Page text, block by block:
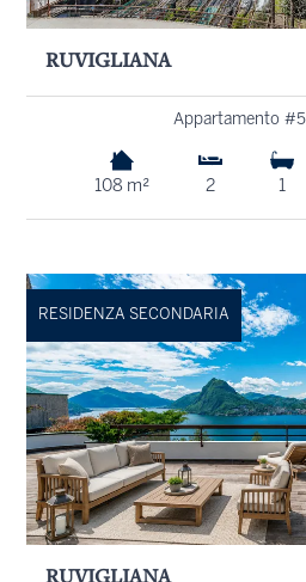
RUVIGLIANA
Appartamento
108 m² 2 1
RESIDENZA SECONDARIA
RUVIGLIANA